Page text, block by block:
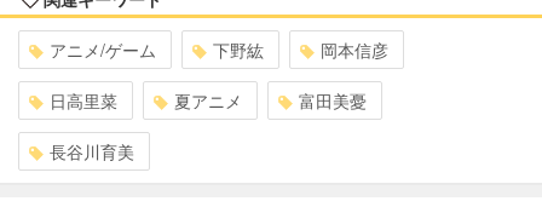
アニメ/ゲーム 下野紘 岡本信彦
日高里菜 夏アニメ 富田美憂
長谷川育美